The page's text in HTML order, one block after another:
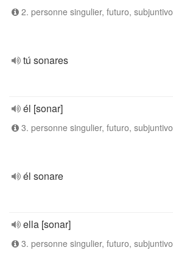
2. personne singulier, futuro, subjuntivo
tú sonares
él [sonar]
3. personne singulier, futuro, subjuntivo
él sonare
ella [sonar]
3. personne singulier, futuro, subjuntivo